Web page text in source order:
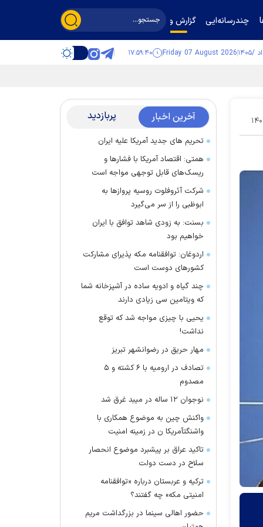
چندرسانه‌ایی گزارش و گفت‌وگو
Friday 07 August 2026 ۱۷:۵۹:۴۰
۱۶ آخرین اخبار پربازدید
تحریم های جدید آمریکا علیه ایران
همتی: اقتصاد آمریکا با فشارها و
ریسک‌های قابل توجهی مواجه است
شرکت آئروفلوت روسیه پرواز‌ها به
ابوظبی را از سر می‌گیرد
بسنت: به زودی شاهد توافق با ایران
خواهیم بود
اردوغان: توافقنامه مکه پذیرای مشارکت
کشور‌های دوست است
چند گیاه و ادویه ساده در آشپزخانه شما
که ویتامین سی زیادی دارند
یحیی با چیزی مواجه شد که توقع
نداشت!
مهار حریق در رضوانشهر تبریز
تصادف در ارومیه با ۶ کشته و ۵
مصدوم
نوجوان ۱۲ ساله در میبد غرق شد
واکنش چین به موضوع همکاری با
واشنگتآمریکا ن در زمینه امنیت
تاکید عراق بر پیشبرد موضوع انحصار
سلاح در دست دولت
ترکیه و عربستان درباره «توافقنامه
امنیتی مکه» چه گفتند؟
حضور اهالی سینما در بزرگداشت مریم